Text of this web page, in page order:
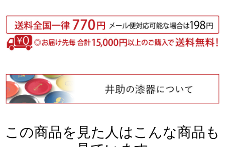
この商品を見た人はこんな商品も